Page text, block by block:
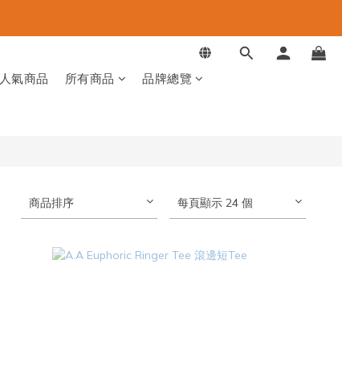
人氣商品 所有商品 品牌總覽
商品排序 每頁顯示 24 個